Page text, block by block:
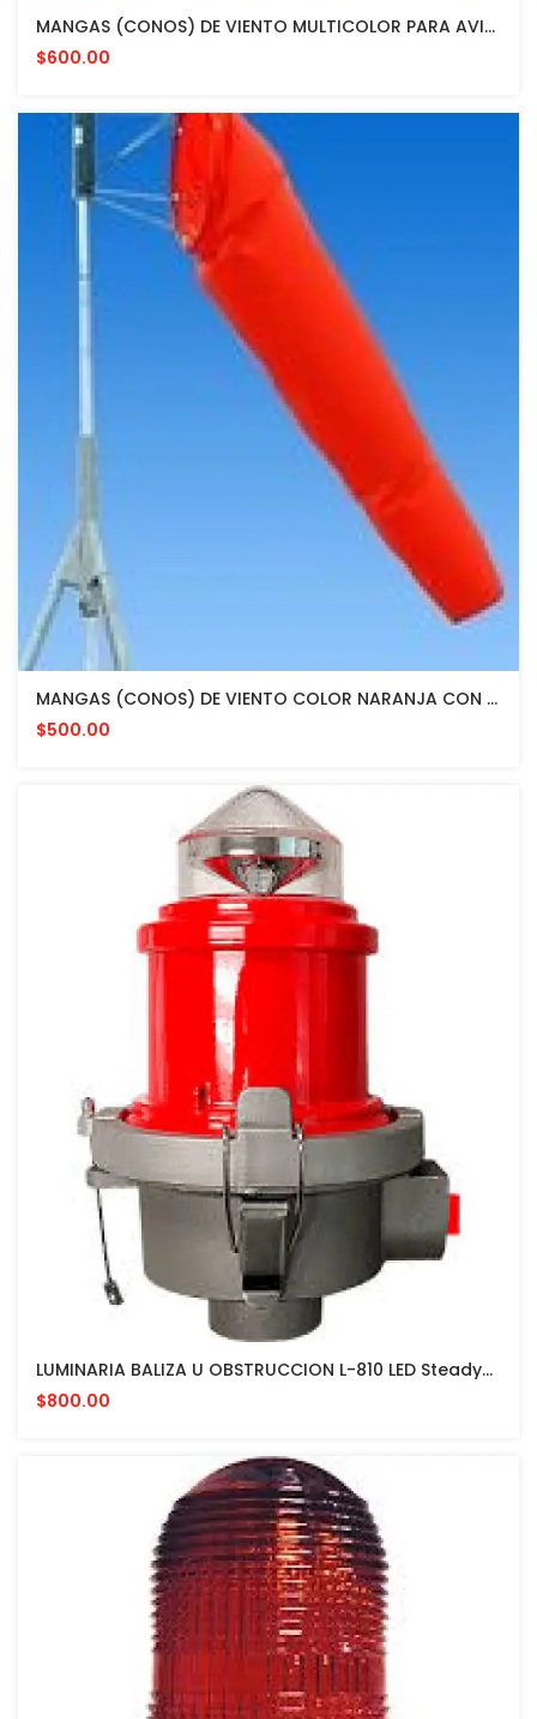
MANGAS (CONOS) DE VIENTO MULTICOLOR PARA AVIACION CON HERRAJE DE MONTAJE A POSTE FAA L807. MADE IN USA. 24" DIAMETRO
$600.00
MANGAS (CONOS) DE VIENTO COLOR NARANJA CON ESTRUCTURA INTERNA PARA MONTAR EN POSTE. FAA L807. MADE IN USA 24 Y 36"
$500.00
LUMINARIA BALIZA U OBSTRUCCION L-810 LED Steady-Burning Red Obstruction Light FAA APPROVED
$800.00